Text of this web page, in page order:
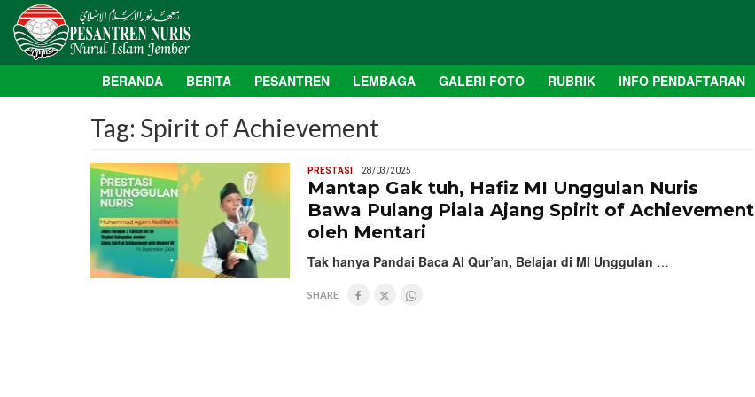
BERANDA BERITA PESANTREN LEMBAGA GALERI FOTO RUBRIK INFO PENDAFTARAN
Tag: Spirit of Achievement
PRESTASI 28/03/2025
Mantap Gak tuh, Hafiz MI Unggulan Nuris
Bawa Pulang Piala Ajang Spirit of Achievement
oleh Mentari
Tak hanya Pandai Baca Al Qur’an, Belajar di MI Unggulan …
SHARE